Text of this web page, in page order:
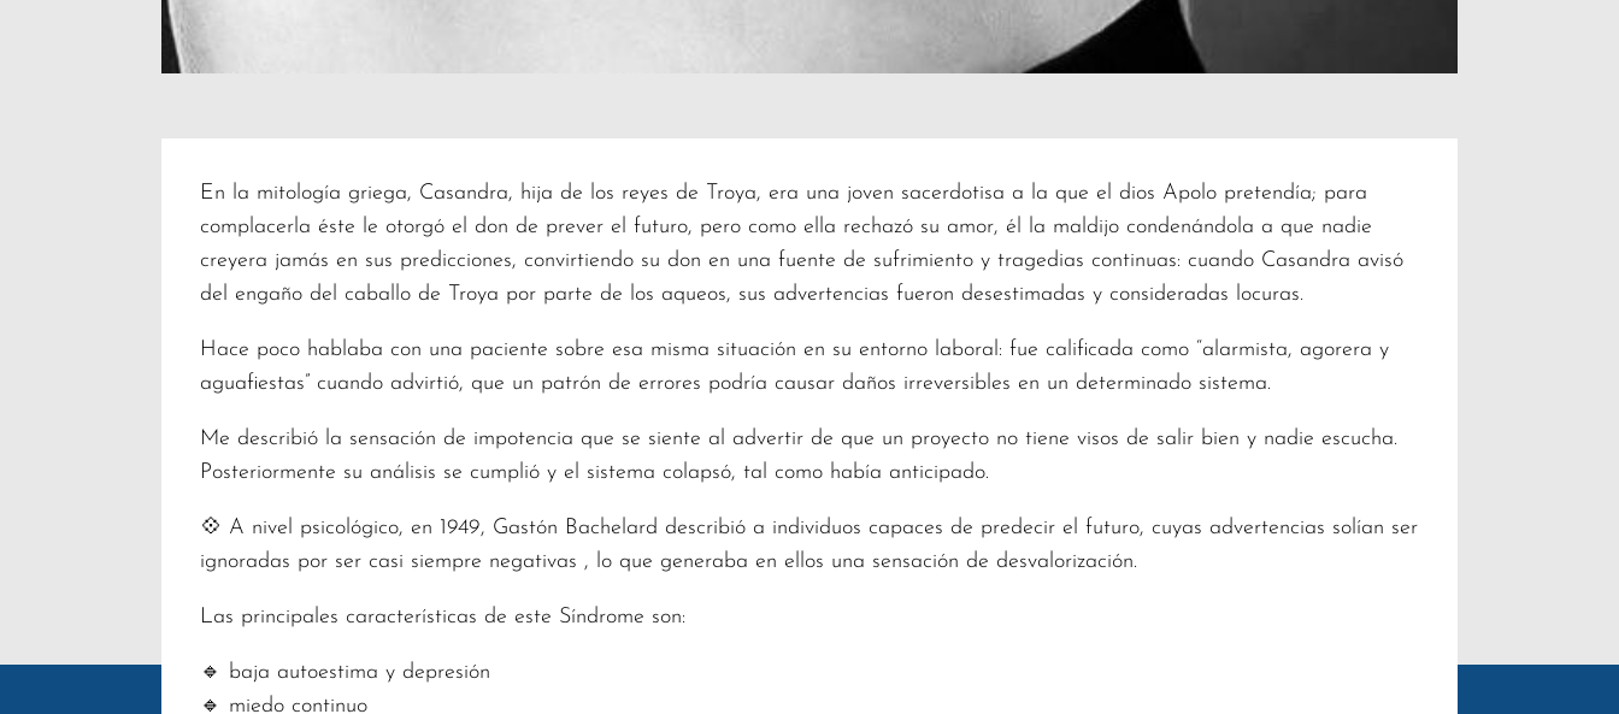
En la mitología griega, Casandra, hija de los reyes de Troya, era una joven sacerdotisa a la que el dios Apolo pretendía; para
complacerla éste le otorgó el don de prever el futuro, pero como ella rechazó su amor, él la maldijo condenándola a que nadie
creyera jamás en sus predicciones, convirtiendo su don en una fuente de sufrimiento y tragedias continuas: cuando Casandra avisó
del engaño del caballo de Troya por parte de los aqueos, sus advertencias fueron desestimadas y consideradas locuras.
Hace poco hablaba con una paciente sobre esa misma situación en su entorno laboral: fue calificada como “alarmista, agorera y
aguafiestas” cuando advirtió, que un patrón de errores podría causar daños irreversibles en un determinado sistema.
Me describió la sensación de impotencia que se siente al advertir de que un proyecto no tiene visos de salir bien y nadie escucha.
Posteriormente su análisis se cumplió y el sistema colapsó, tal como había anticipado.
💠 A nivel psicológico, en 1949, Gastón Bachelard describió a individuos capaces de predecir el futuro, cuyas advertencias solían ser
ignoradas por ser casi siempre negativas , lo que generaba en ellos una sensación de desvalorización.
Las principales características de este Síndrome son:
🔹 baja autoestima y depresión
🔹 miedo continuo